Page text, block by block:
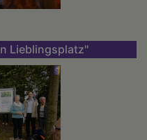
Lieblingsplatz"